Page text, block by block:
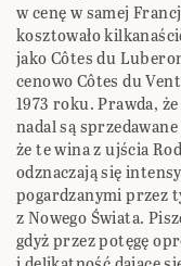
w cenę w samej
kosztowało
jako Côtes du
cenowo Côtes du
1973 roku. Prawda,
nadal są
że te wina z ujścia
odznaczają się
pogardzanymi przez
z Nowego Świata.
gdyż przez potęgę